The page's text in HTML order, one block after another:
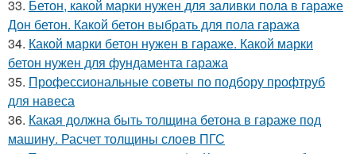
33. Бетон, какой марки нужен для заливки пола в гараже
Дон бетон. Какой бетон выбрать для пола гаража
34. Какой марки бетон нужен в гараже. Какой марки
бетон нужен для фундамента гаража
35. Профессиональные советы по подбору профтруб
для навеса
36. Какая должна быть толщина бетона в гараже под
машину. Расчет толщины слоев ПГС